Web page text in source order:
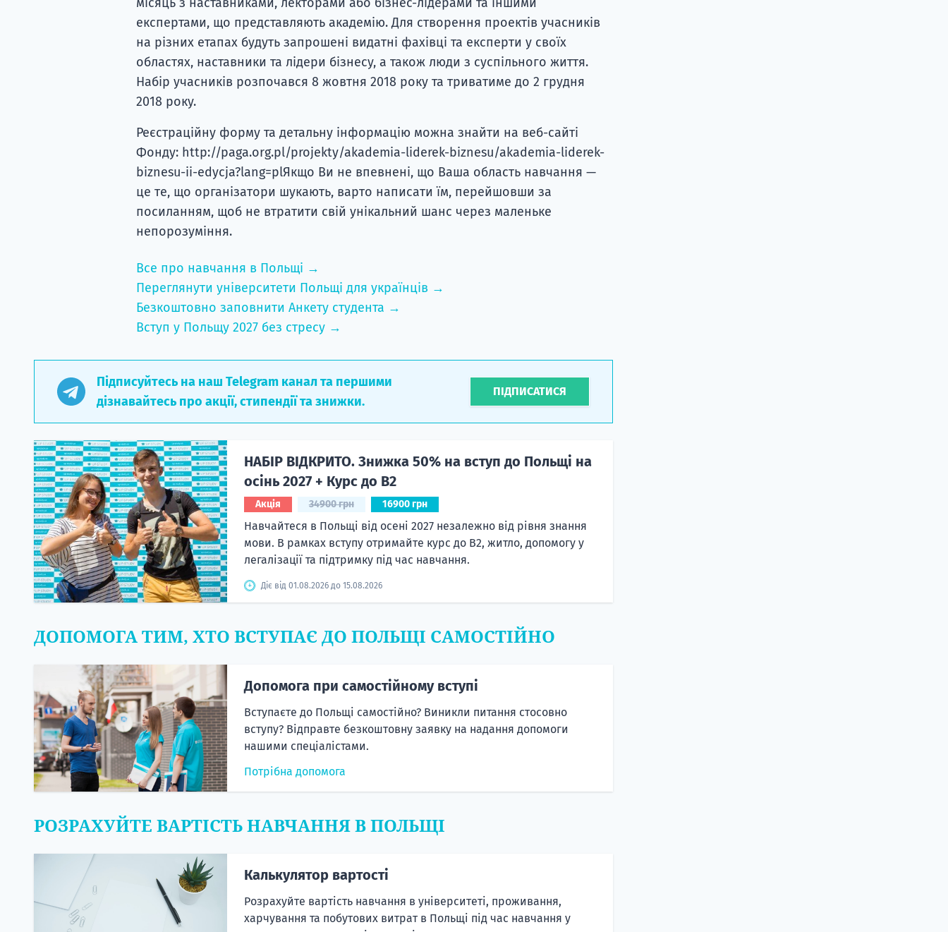
експертами, що представляють академію. Для створення проектів учасників
на різних етапах будуть запрошені видатні фахівці та експерти у своїх
областях, наставники та лідери бізнесу, а також люди з суспільного життя.
Набір учасників розпочався 8 жовтня 2018 року та триватиме до 2 грудня
2018 року.
Реєстраційну форму та детальну інформацію можна знайти на веб-сайті
Фонду: http://paga.org.pl/projekty/akademia-liderek-biznesu/akademia-liderek-
biznesu-ii-edycja?lang=plЯкщо Ви не впевнені, що Ваша область навчання —
це те, що організатори шукають, варто написати їм, перейшовши за
посиланням, щоб не втратити свій унікальний шанс через маленьке
непорозуміння.
Все про навчання в Польщі →
Переглянути університети Польщі для українців →
Безкоштовно заповнити Анкету студента →
Вступ у Польщу 2027 без стресу →
Підписуйтесь на наш Telegram канал та першими
дізнавайтесь про акції, стипендії та знижки.
ПІДПИСАТИСЯ
НАБІР ВІДКРИТО. Знижка 50% на вступ до Польщі на
осінь 2027 + Курс до B2
Акція 34900 грн 16900 грн
Навчайтеся в Польщі від осені 2027 незалежно від рівня знання
мови. В рамках вступу отримайте курс до B2, житло, допомогу у
легалізації та підтримку під час навчання.
Діє від 01.08.2026 до 15.08.2026
ДОПОМОГА ТИМ, ХТО ВСТУПАЄ ДО ПОЛЬЩІ САМОСТІЙНО
Допомога при самостійному вступі
Вступаєте до Польщі самостійно? Виникли питання стосовно
вступу? Відправте безкоштовну заявку на надання допомоги
нашими спеціалістами.
Потрібна допомога
РОЗРАХУЙТЕ ВАРТІСТЬ НАВЧАННЯ В ПОЛЬЩІ
Калькулятор вартості
Розрахуйте вартість навчання в університеті, проживання,
харчування та побутових витрат в Польщі під час навчання у